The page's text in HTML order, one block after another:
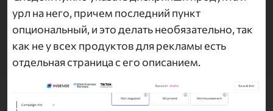
урл на него, причем последний пункт
опциональный, и это делать необязательно, так
как не у всех продуктов для рекламы есть
отдельная страница с его описанием.